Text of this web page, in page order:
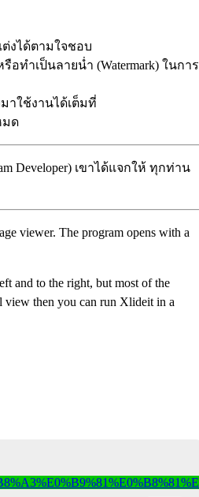
งได้ตามใจชอบ
ทำเป็นลายน่ำ (Watermark) ในการ
าใช้งานได้เต็มที่
มด
Developer) เขาได้แจกให้ ทุกท่าน
viewer. The program opens with a
and to the right, but most of the
view then you can run Xlideit in a